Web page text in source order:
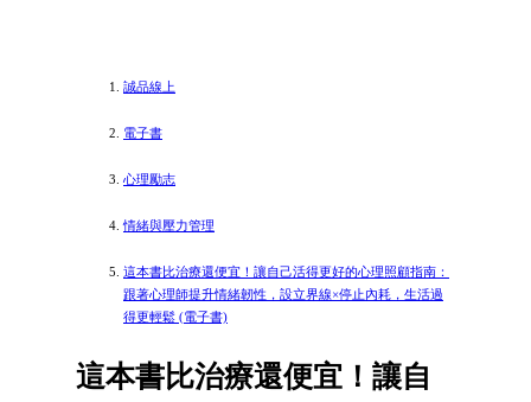
誠品線上
電子書
心理勵志
情緒與壓力管理
這本書比治療還便宜！讓自己活得更好的心理照顧指南：
跟著心理師提升情緒韌性，設立界線×停止內耗，生活過
得更輕鬆 (電子書)
這本書比治療還便宜！讓自